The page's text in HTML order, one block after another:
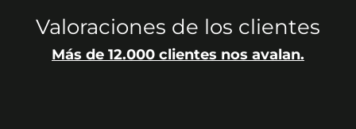
Valoraciones de los clientes
Más de 12.000 clientes nos avalan.